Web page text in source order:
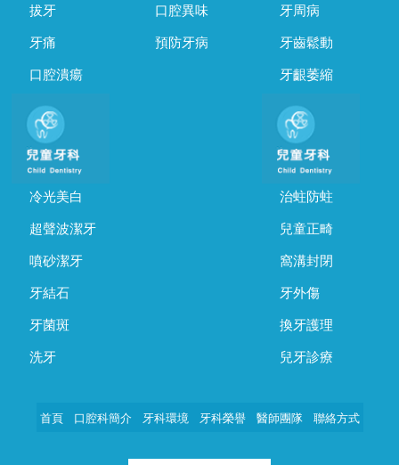
拔牙
牙痛
口腔潰瘍
口腔異味
預防牙病
牙周病
牙齒鬆動
牙齦萎縮
冷光美白
超聲波潔牙
噴砂潔牙
牙結石
牙菌斑
洗牙
治蛀防蛀
兒童正畸
窩溝封閉
牙外傷
換牙護理
兒牙診療
首頁 口腔科簡介 牙科環境 牙科榮譽 醫師團隊 聯絡方式